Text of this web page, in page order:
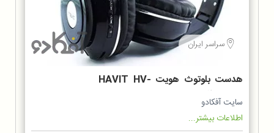
سراسر ایران
هدست بلوتوث هویت HAVIT HV-
H2560BT
سایت آفکادو
اطلاعات بیشتر...